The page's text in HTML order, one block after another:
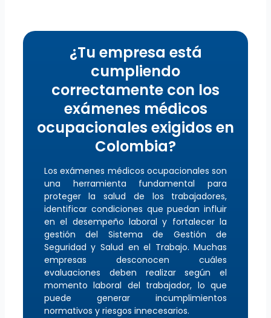
¿Tu empresa está
cumpliendo
correctamente con los
exámenes médicos
ocupacionales exigidos en
Colombia?
Los exámenes médicos ocupacionales son
una herramienta fundamental para
proteger la salud de los trabajadores,
identificar condiciones que puedan influir
en el desempeño laboral y fortalecer la
gestión del Sistema de Gestión de
Seguridad y Salud en el Trabajo. Muchas
empresas desconocen cuáles
evaluaciones deben realizar según el
momento laboral del trabajador, lo que
puede generar incumplimientos
normativos y riesgos innecesarios.